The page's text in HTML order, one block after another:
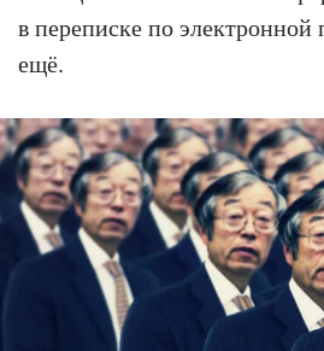
в переписке по электронной
ещё.